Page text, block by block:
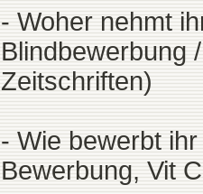
- Woher nehmt
Blindbewerbung
Zeitschriften)
- Wie bewerbt
Bewerbung, Vit